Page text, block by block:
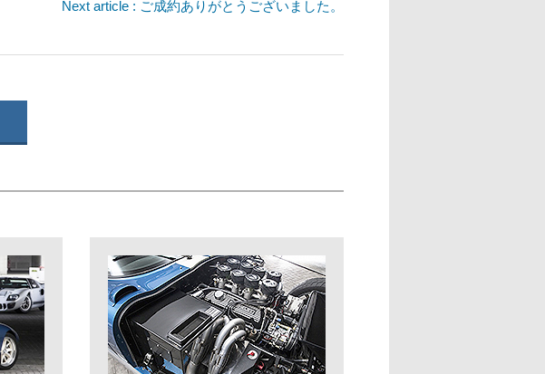
Next article : ご成約ありがとうございました。